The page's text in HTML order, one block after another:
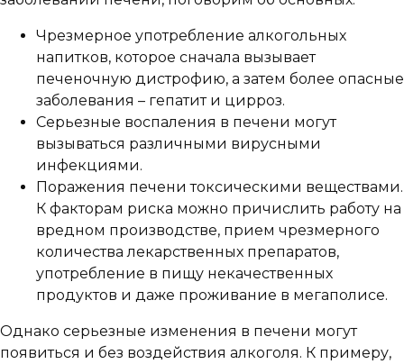
Чрезмерное употребление алкогольных
напитков, которое сначала вызывает
печеночную дистрофию, а затем более опасные
заболевания – гепатит и цирроз.
Серьезные воспаления в печени могут
вызываться различными вирусными
инфекциями.
Поражения печени токсическими веществами.
К факторам риска можно причислить работу на
вредном производстве, прием чрезмерного
количества лекарственных препаратов,
употребление в пищу некачественных
продуктов и даже проживание в мегаполисе.
Однако серьезные изменения в печени могут
появиться и без воздействия алкоголя. К примеру,